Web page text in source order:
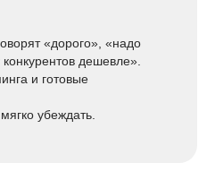
«дорого», «надо
дешевле».
и готовые
убеждать.